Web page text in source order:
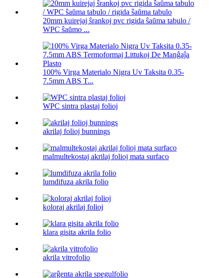
20mm kuirejaj ŝrankoj pvc rigida ŝaŭma tabulo /
WPC ŝaŭmo ...
100% Virga Materialo Nigra Uv Taksita 0.35-
7.5mm ABS T...
WPC sintra plastaj folioj
akrilaj folioj bunnings
malmultekostaj akrilaj folioj mata surfaco
lumdifuza akrila folio
koloraj akrilaj folioj
klara gisita akrila folio
akrila vitrofolio